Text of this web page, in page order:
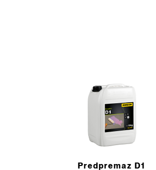
Predpremaz D1